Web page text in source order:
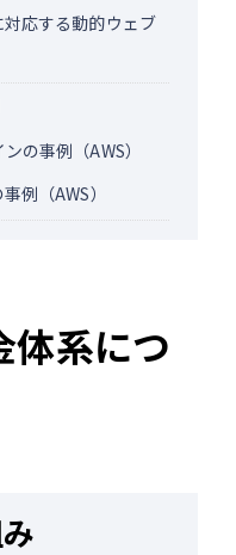
応する動的ウェブ
の事例（AWS）
例（AWS）
体系につ